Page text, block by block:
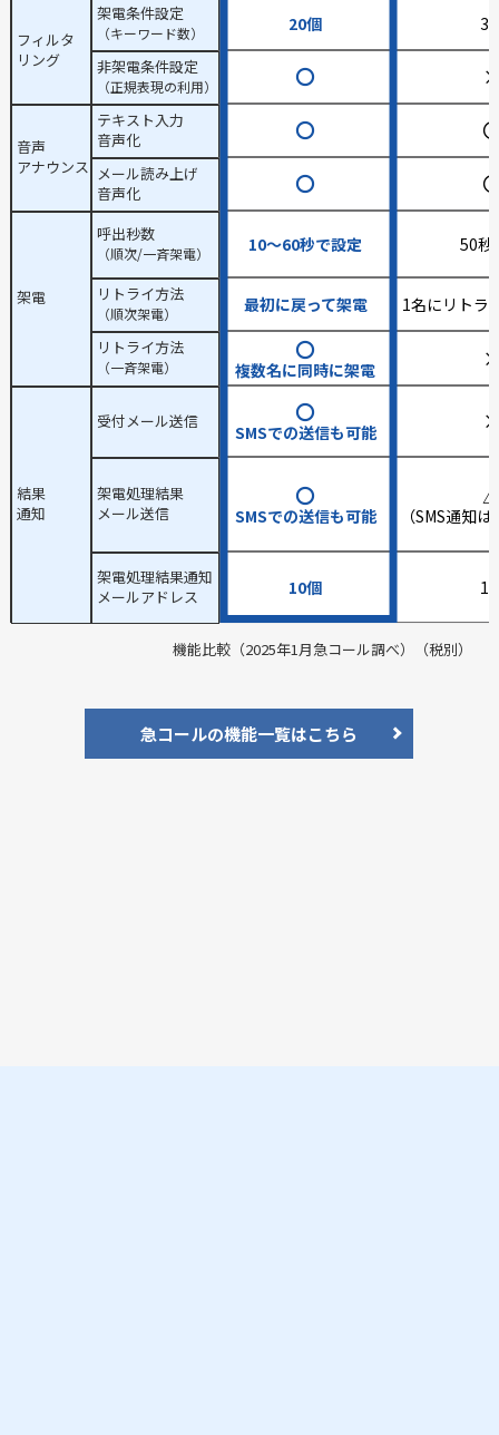
フィルタ
リング
架電条件設定
（キーワード数） 20個 3
非架電条件設定
（正規表現の利用） 〇
音声
アナウンス
テキスト入力
音声化
〇
メール読み上げ
音声化
〇
架電
呼出秒数
（順次/一斉架電） 10～60秒で設定 50秒
リトライ方法
（順次架電） 最初に戻って架電 1名にリトラ
リトライ方法
（一斉架電）
〇
複数名に同時に架電
結果
通知
受付メール送信 〇
SMSでの送信も可能
架電処理結果
メール送信
〇
SMSでの送信も可能 （SMS通知
架電処理結果通知
メールアドレス
10個 1
機能比較（2025年1月急コール調べ）（税別）
急コールの機能一覧はこちら